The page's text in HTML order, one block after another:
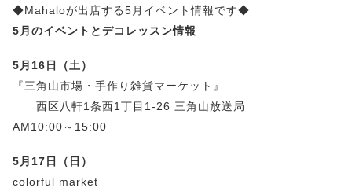
◆Mahaloが出店する5月イベント情報です◆
5月のイベントとデコレッスン情報
5月16日（土）
『三角山市場・手作り雑貨マーケット』
西区八軒1条西1丁目1-26 三角山放送局
AM10:00～15:00
5月17日（日）
colorful market